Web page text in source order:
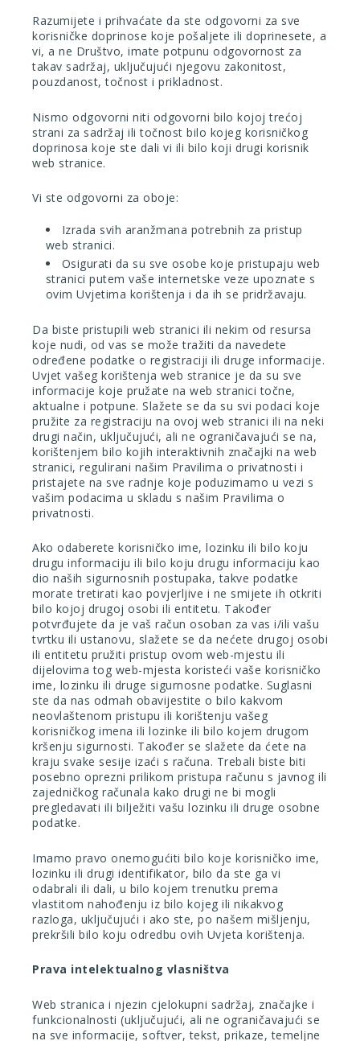
Razumijete i prihvaćate da ste odgovorni za sve
korisničke doprinose koje pošaljete ili doprinesete, a
vi, a ne Društvo, imate potpunu odgovornost za
takav sadržaj, uključujući njegovu zakonitost,
pouzdanost, točnost i prikladnost.
Nismo odgovorni niti odgovorni bilo kojoj trećoj
strani za sadržaj ili točnost bilo kojeg korisničkog
doprinosa koje ste dali vi ili bilo koji drugi korisnik
web stranice.
Vi ste odgovorni za oboje:
Izrada svih aranžmana potrebnih za pristup
web stranici.
Osigurati da su sve osobe koje pristupaju web
stranici putem vaše internetske veze upoznate s
ovim Uvjetima korištenja i da ih se pridržavaju.
Da biste pristupili web stranici ili nekim od resursa
koje nudi, od vas se može tražiti da navedete
određene podatke o registraciji ili druge informacije.
Uvjet vašeg korištenja web stranice je da su sve
informacije koje pružate na web stranici točne,
aktualne i potpune. Slažete se da su svi podaci koje
pružite za registraciju na ovoj web stranici ili na neki
drugi način, uključujući, ali ne ograničavajući se na,
korištenjem bilo kojih interaktivnih značajki na web
stranici, regulirani našim Pravilima o privatnosti i
pristajete na sve radnje koje poduzimamo u vezi s
vašim podacima u skladu s našim Pravilima o
privatnosti.
Ako odaberete korisničko ime, lozinku ili bilo koju
drugu informaciju ili bilo koju drugu informaciju kao
dio naših sigurnosnih postupaka, takve podatke
morate tretirati kao povjerljive i ne smijete ih otkriti
bilo kojoj drugoj osobi ili entitetu. Također
potvrđujete da je vaš račun osoban za vas i/ili vašu
tvrtku ili ustanovu, slažete se da nećete drugoj osobi
ili entitetu pružiti pristup ovom web-mjestu ili
dijelovima tog web-mjesta koristeći vaše korisničko
ime, lozinku ili druge sigurnosne podatke. Suglasni
ste da nas odmah obavijestite o bilo kakvom
neovlaštenom pristupu ili korištenju vašeg
korisničkog imena ili lozinke ili bilo kojem drugom
kršenju sigurnosti. Također se slažete da ćete na
kraju svake sesije izaći s računa. Trebali biste biti
posebno oprezni prilikom pristupa računu s javnog ili
zajedničkog računala kako drugi ne bi mogli
pregledavati ili bilježiti vašu lozinku ili druge osobne
podatke.
Imamo pravo onemogućiti bilo koje korisničko ime,
lozinku ili drugi identifikator, bilo da ste ga vi
odabrali ili dali, u bilo kojem trenutku prema
vlastitom nahođenju iz bilo kojeg ili nikakvog
razloga, uključujući i ako ste, po našem mišljenju,
prekršili bilo koju odredbu ovih Uvjeta korištenja.
Prava intelektualnog vlasništva
Web stranica i njezin cjelokupni sadržaj, značajke i
funkcionalnosti (uključujući, ali ne ograničavajući se
na sve informacije, softver, tekst, prikaze, temeljne